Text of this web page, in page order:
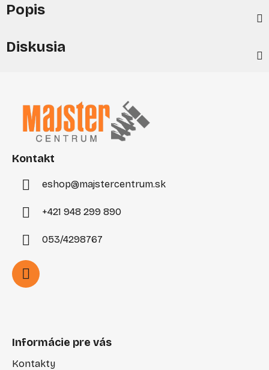
Popis
Diskusia
Kontakt
eshop@majstercentrum.sk
+421 948 299 890
053/4298767
Informácie pre vás
Kontakty